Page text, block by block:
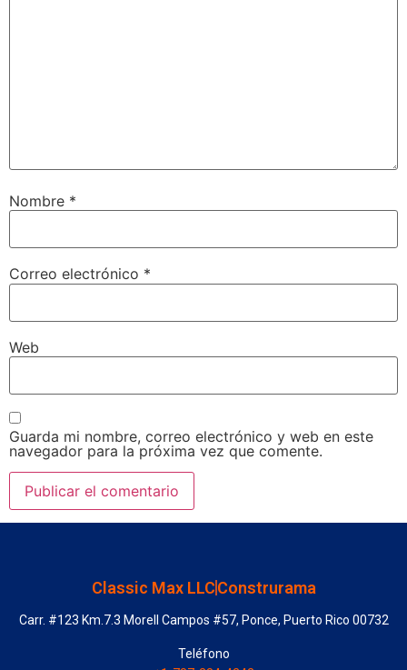
Nombre *
Correo electrónico *
Web
Guarda mi nombre, correo electrónico y web en este
navegador para la próxima vez que comente.
Classic Max LLCConstrurama
Carr. #123 Km.7.3 Morell Campos #57, Ponce, Puerto Rico 00732
Teléfono